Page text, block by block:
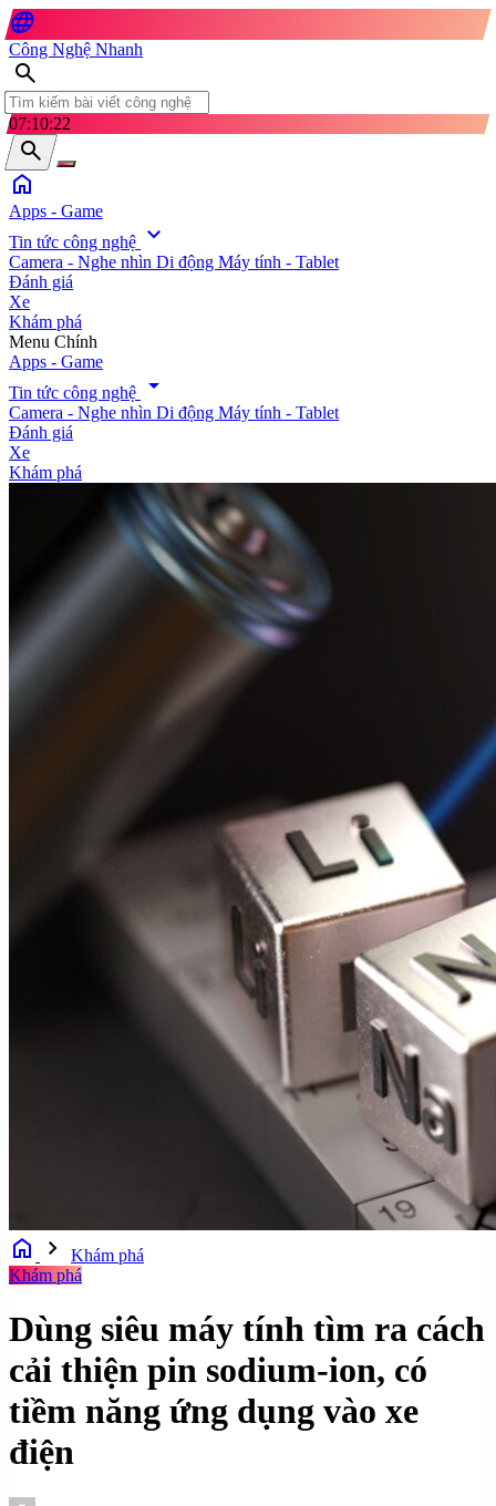
language
Công Nghệ Nhanh
search
07:10:23
search
home
Apps - Game
Tin tức công nghệ expand_more
Camera - Nghe nhìn Di động Máy tính - Tablet
Đánh giá
Xe
Khám phá
search
Menu Chính
Apps - Game
Tin tức công nghệ
arrow_drop_down
Camera - Nghe nhìn Di động Máy tính - Tablet
Đánh giá
Xe
Khám phá
home chevron_right
Khám phá
Khám phá
Dùng siêu máy tính tìm ra cách
cải thiện pin sodium-ion, có
tiềm năng ứng dụng vào xe
điện